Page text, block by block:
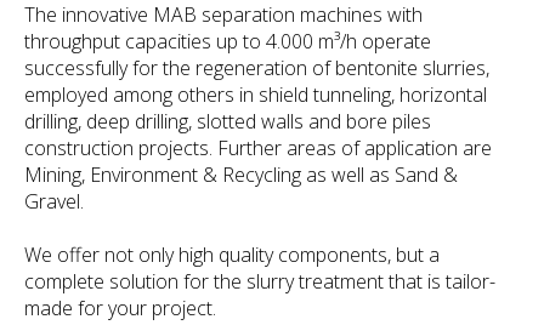
The innovative MAB separation machines with
throughput capacities up to 4.000 m³/h operate
successfully for the regeneration of bentonite slurries,
employed among others in shield tunneling, horizontal
drilling, deep drilling, slotted walls and bore piles
construction projects. Further areas of application are
Mining, Environment & Recycling as well as Sand &
Gravel.
We offer not only high quality components, but a
complete solution for the slurry treatment that is tailor-
made for your project.